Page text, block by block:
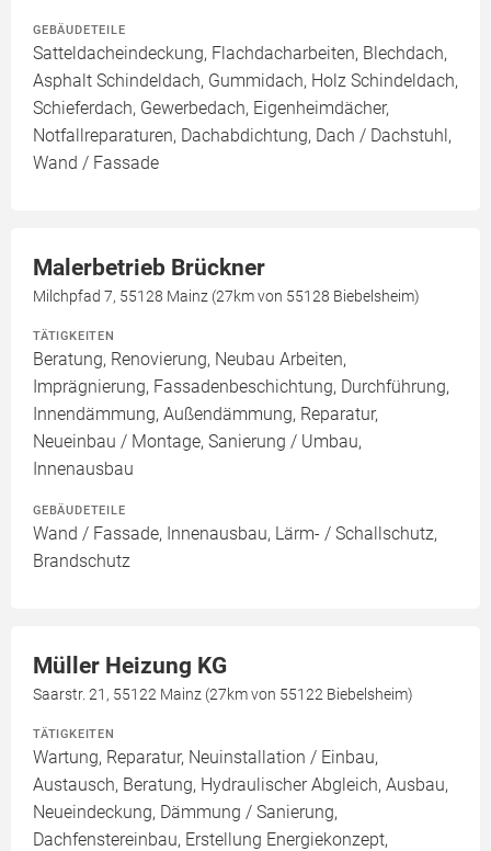
GEBÄUDETEILE
Satteldacheindeckung, Flachdacharbeiten, Blechdach,
Asphalt Schindeldach, Gummidach, Holz Schindeldach,
Schieferdach, Gewerbedach, Eigenheimdächer,
Notfallreparaturen, Dachabdichtung, Dach / Dachstuhl,
Wand / Fassade
Malerbetrieb Brückner
Milchpfad 7, 55128 Mainz (27km von 55128 Biebelsheim)
TÄTIGKEITEN
Beratung, Renovierung, Neubau Arbeiten,
Imprägnierung, Fassadenbeschichtung, Durchführung,
Innendämmung, Außendämmung, Reparatur,
Neueinbau / Montage, Sanierung / Umbau,
Innenausbau
GEBÄUDETEILE
Wand / Fassade, Innenausbau, Lärm- / Schallschutz,
Brandschutz
Müller Heizung KG
Saarstr. 21, 55122 Mainz (27km von 55122 Biebelsheim)
TÄTIGKEITEN
Wartung, Reparatur, Neuinstallation / Einbau,
Austausch, Beratung, Hydraulischer Abgleich, Ausbau,
Neueindeckung, Dämmung / Sanierung,
Dachfenstereinbau, Erstellung Energiekonzept,